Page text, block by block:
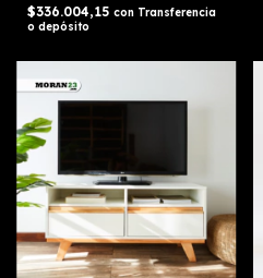
$336.004,15 con Transferencia
o depósito